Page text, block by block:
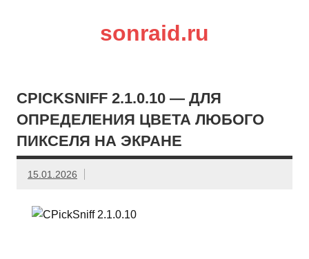
sonraid.ru
CPICKSNIFF 2.1.0.10 — ДЛЯ
ОПРЕДЕЛЕНИЯ ЦВЕТА ЛЮБОГО
ПИКСЕЛЯ НА ЭКРАНЕ
15.01.2026